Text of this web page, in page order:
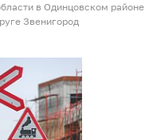
в Одинцовском районе
Звенигород